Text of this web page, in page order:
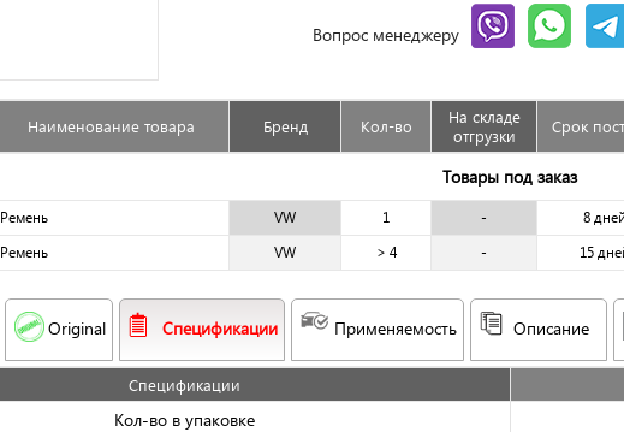
Вопрос менеджеру
Наименование товара Бренд Кол-во
На складе
отгрузки
Срок
Товары под заказ
Ремень VW 1 - 8 дней
Ремень VW > 4 - 15
Original Спецификации Применяемость Описание
Спецификации
Кол-во в упаковке